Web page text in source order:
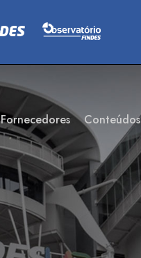
Fornecedores Conteúdos